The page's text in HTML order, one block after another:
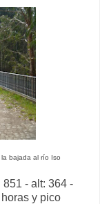
bajada al río Iso
851 - alt: 364 -
horas y pico